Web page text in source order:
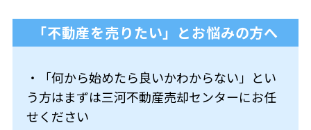
「不動産を売りたい」とお悩みの方へ
・「何から始めたら良いかわからない」とい
う方はまずは三河不動産売却センターにお任
せください